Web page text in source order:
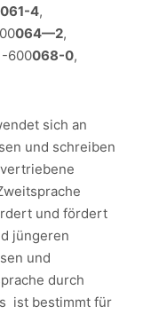
4,
064—2,
-600068-0,
sich an
und schreiben
und fördert
jüngeren
und
durch
ist bestimmt für